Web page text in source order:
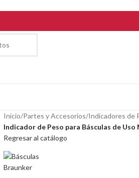
Inicio/Partes y Accesorios/Indicadores de
Indicador de Peso para Básculas de Uso
Regresar al catálogo